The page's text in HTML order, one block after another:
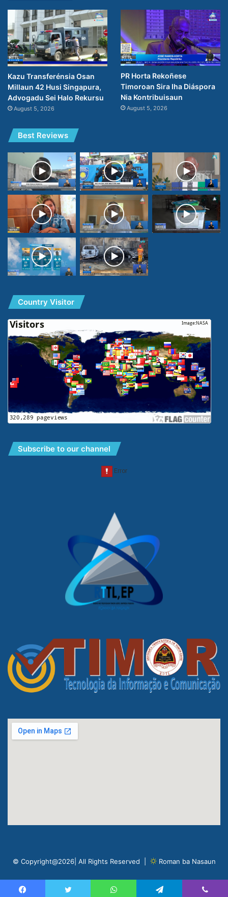
Kazu Transferénsia Osan
Millaun 42 Husi Singapura,
Advogadu Sei Halo Rekursu
August 5, 2026
PR Horta Rekoñese
Timoroan Sira Iha Diáspora
Nia Kontribuisaun
August 5, 2026
Best Reviews
Country Visitor
Subscribe to our channel
© Copyright@2026| All Rights Reserved | Roman ba Nasaun